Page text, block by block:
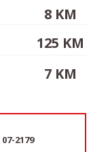
8 KM
125 KM
7 KM
07-2179